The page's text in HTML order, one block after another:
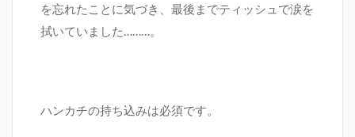
を忘れたことに気づき、最後までティッシュで涙を
拭いていました………。
ハンカチの持ち込みは必須です。